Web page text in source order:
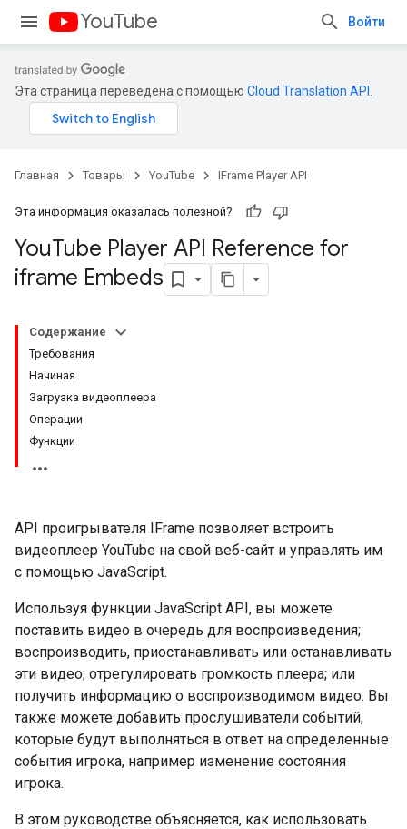
YouTube Войти
Эта страница переведена с помощью Cloud Translation API
Главная Товары YouTube IFrame Player API
Эта информация оказалась полезной?
YouTube Player API Reference for
iframe Embeds
Содержание
Требования
Начиная
Загрузка видеоплеера
Операции
Функции
API проигрывателя IFrame позволяет встроить
видеоплеер YouTube на свой веб-сайт и управлять им
с помощью JavaScript.
Используя функции JavaScript API, вы можете
поставить видео в очередь для воспроизведения;
воспроизводить, приостанавливать или останавливать
эти видео; отрегулировать громкость плеера; или
получить информацию о воспроизводимом видео. Вы
также можете добавить прослушиватели событий,
которые будут выполняться в ответ на определенные
события игрока, например изменение состояния
игрока.
В этом руководстве объясняется, как использовать